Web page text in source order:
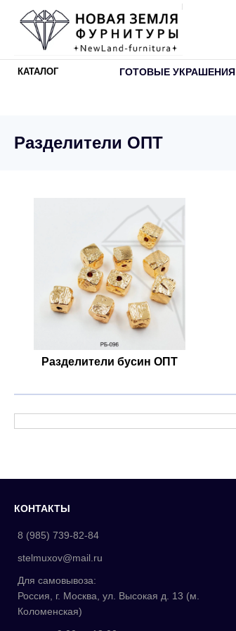
КАТАЛОГ ГОТОВЫЕ УКРАШЕНИЯ
Разделители ОПТ
Разделители бусин ОПТ
КОНТАКТЫ
8 (985) 739-82-84
stelmuxov@mail.ru
Для самовывоза:
Россия, г. Москва, ул. Высокая д. 13 (м.
Коломенская)